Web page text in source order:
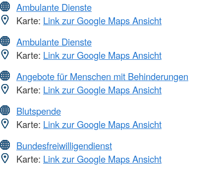
Ambulante Dienste
Karte: Link zur Google Maps Ansicht
Ambulante Dienste
Karte: Link zur Google Maps Ansicht
Angebote für Menschen mit Behinderungen
Karte: Link zur Google Maps Ansicht
Blutspende
Karte: Link zur Google Maps Ansicht
Bundesfreiwilligendienst
Karte: Link zur Google Maps Ansicht